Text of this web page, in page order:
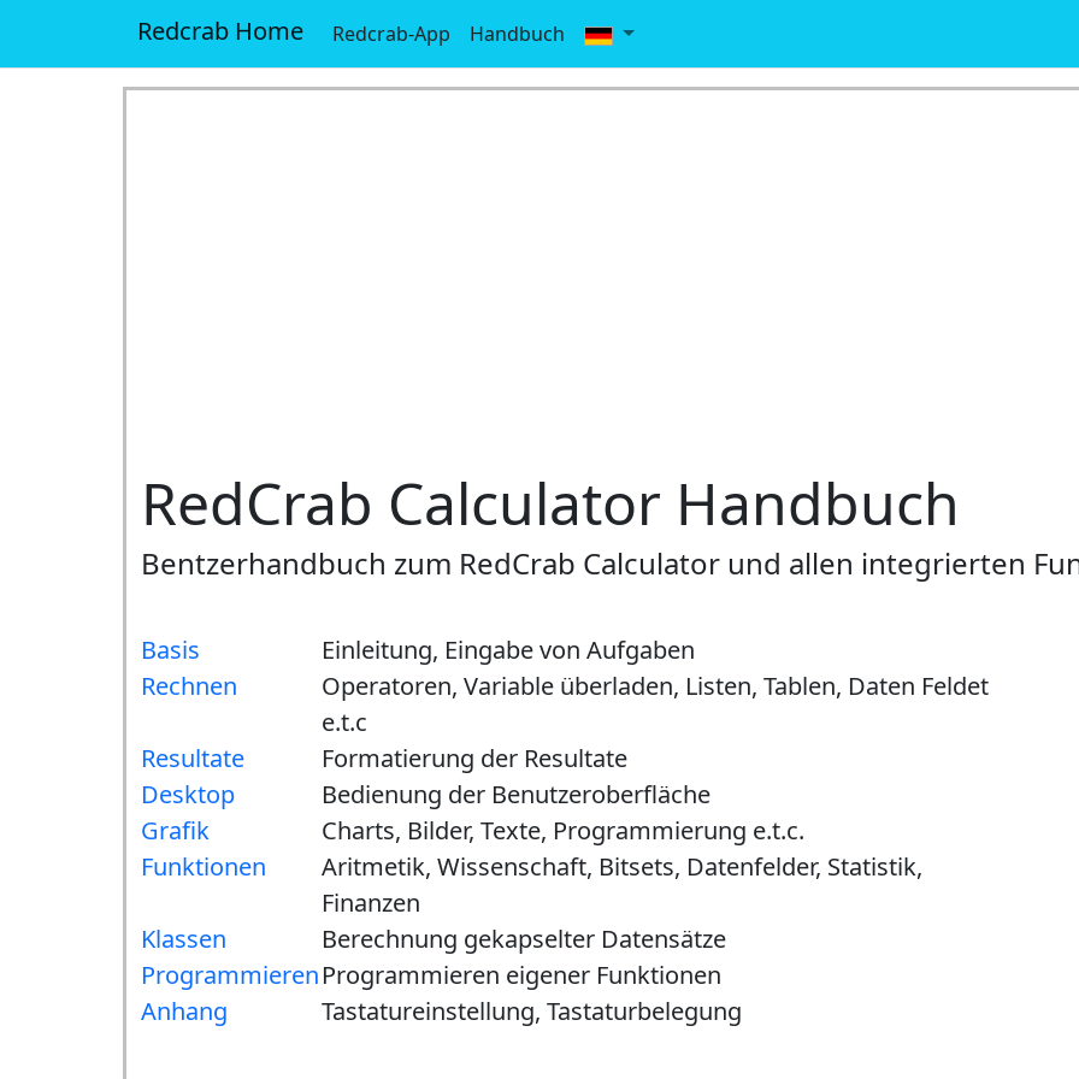
Redcrab Home Redcrab-App Handbuch
RedCrab Calculator Handbuch
Bentzerhandbuch zum RedCrab Calculator und allen integrierten
Basis
Einleitung, Eingabe von Aufgaben
Rechnen
Operatoren, Variable überladen, Listen, Tablen, Daten Feldet
e.t.c
Resultate
Formatierung der Resultate
Desktop
Bedienung der Benutzeroberfläche
Grafik
Charts, Bilder, Texte, Programmierung e.t.c.
Funktionen
Aritmetik, Wissenschaft, Bitsets, Datenfelder, Statistik,
Finanzen
Klassen
Berechnung gekapselter Datensätze
ProgrammierenProgrammieren eigener Funktionen
Anhang
Tastatureinstellung, Tastaturbelegung